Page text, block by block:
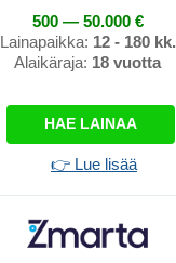
500 — 50.000 €
Lainapaikka: 12 - 180 kk.
Alaikäraja: 18 vuotta
HAE LAINAA
👉 Lue lisää